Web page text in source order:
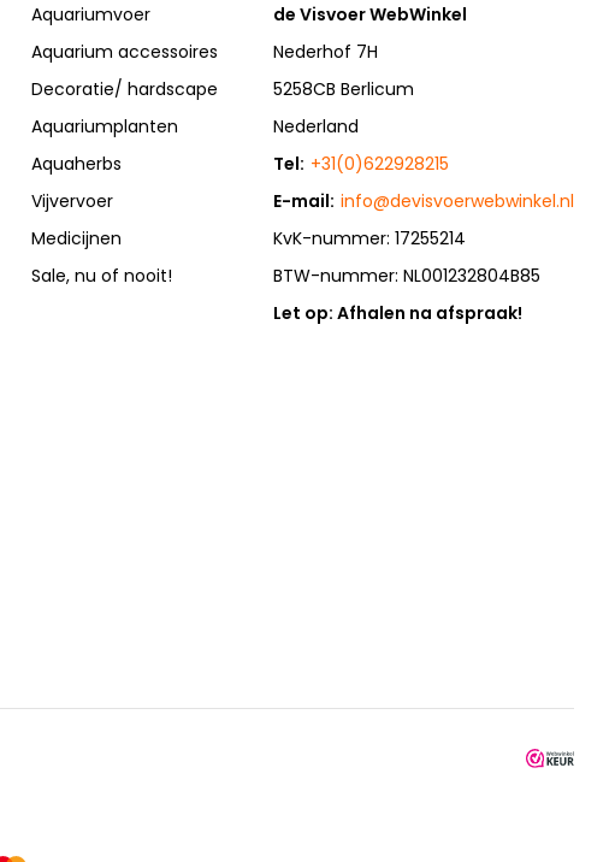
Aquariumvoer
Aquarium accessoires
Decoratie/ hardscape
Aquariumplanten
Aquaherbs
Vijvervoer
Medicijnen
Sale, nu of nooit!
de Visvoer WebWinkel
Nederhof 7H
5258CB Berlicum
Nederland
Tel: +31(0)622928215
E-mail: info@devisvoerwebwinkel.nl
KvK-nummer: 17255214
BTW-nummer: NL001232804B85
Let op: Afhalen na afspraak!